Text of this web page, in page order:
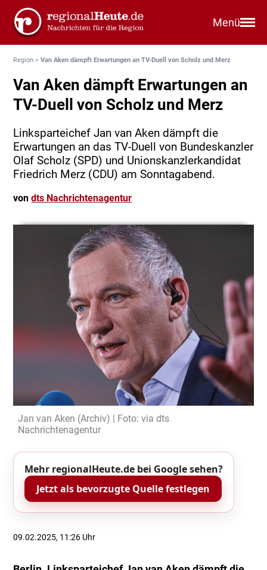
Menü
Region >Van Aken dämpft Erwartungen an TV-Duell von Scholz und Merz
Van Aken dämpft Erwartungen an
TV-Duell von Scholz und Merz
Linksparteichef Jan van Aken dämpft die
Erwartungen an das TV-Duell von Bundeskanzler
Olaf Scholz (SPD) und Unionskanzlerkandidat
Friedrich Merz (CDU) am Sonntagabend.
vondts Nachrichtenagentur
Jan van Aken (Archiv) | Foto: via dts
Nachrichtenagentur
Mehr regionalHeute.de bei Google sehen?
Jetzt als bevorzugte Quelle festlegen
09.02.2025, 11:26 Uhr